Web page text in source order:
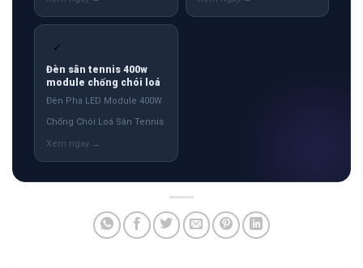
✓
Đèn sân tennis 400w
module chống chói loá
Đèn Pha LED Module 400W
Chống Chói Loá Sân Tennis